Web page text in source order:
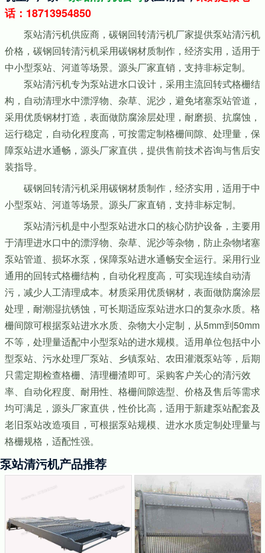
话：18713954850
泵站清污机供应商，碳钢回转清污机厂家提供泵站清污机
价格，碳钢回转清污机采用碳钢材质制作，经济实用，适用于
中小型泵站、河道等场景。源头厂家直销，支持非标定制。
泵站清污机专为泵站进水口设计，采用主流回转式格栅结
构，自动清理水中漂浮物、杂草、泥沙，避免堵塞泵站管道，
采用优质钢材打造，表面做防腐涂层处理，耐磨损、抗腐蚀，
运行稳定，自动化程度高，可按需定制格栅间隙、处理量，保
障泵站进水通畅，源头厂家直供，提供售前技术咨询与售后安
装指导。
碳钢回转清污机采用碳钢材质制作，经济实用，适用于中
小型泵站、河道等场景。源头厂家直销，支持非标定制。
泵站清污机是中小型泵站进水口的核心防护设备，主要用
于清理进水口中的漂浮物、杂草、泥沙等杂物，防止杂物堵塞
泵站管道、损坏水泵，保障泵站进水通畅安全运行。采用行业
通用的回转式格栅结构，自动化程度高，可实现连续自动清
污，减少人工清理成本。材质采用优质钢材，表面做防腐涂层
处理，耐潮湿抗锈蚀，可长期适应泵站进水口的复杂水质。格
栅间隙可根据泵站进水水质、杂物大小定制，从5mm到50mm
不等，处理量适配中小型泵站的进水规模。适用单位包括中小
型泵站、污水处理厂泵站、乡镇泵站、农田灌溉泵站等，后期
只需定期检查格栅、清理栅渣即可。采购客户关心的清污效
率、自动化程度、耐用性、格栅间隙选型、价格及售后等需求
均可满足，源头厂家直供，性价比高，适用于新建泵站配套及
老旧泵站改造项目，可根据泵站规模、进水水质定制处理量与
格栅规格，适配性强。
泵站清污机产品推荐